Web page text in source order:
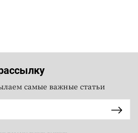
самые важные статьи